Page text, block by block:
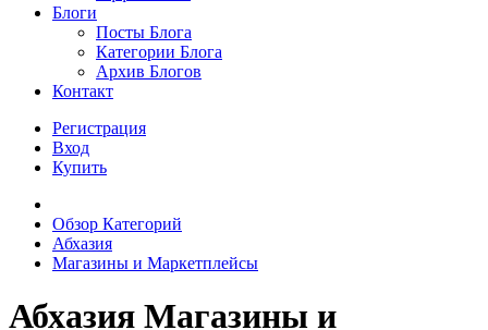
Блоги
Посты Блога
Категории Блога
Архив Блогов
Контакт
Регистрация
Вход
Купить
Обзор Категорий
Абхазия
Магазины и Маркетплейсы
Абхазия Магазины и